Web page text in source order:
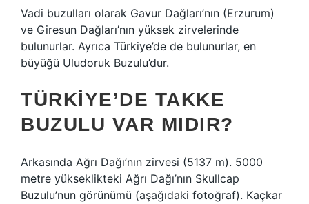
Vadi buzulları olarak Gavur Dağları’nın (Erzurum)
ve Giresun Dağları’nın yüksek zirvelerinde
bulunurlar. Ayrıca Türkiye’de de bulunurlar, en
büyüğü Uludoruk Buzulu’dur.
TÜRKIYE’DE TAKKE
BUZULU VAR MIDIR?
Arkasında Ağrı Dağı’nın zirvesi (5137 m). 5000
metre yükseklikteki Ağrı Dağı’nın Skullcap
Buzulu’nun görünümü (aşağıdaki fotoğraf). Kaçkar